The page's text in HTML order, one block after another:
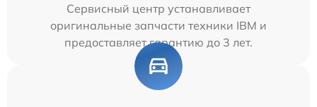
Сервисный центр устанавливает
оригинальные запчасти техники IBM и
предоставляет гарантию до 3 лет.